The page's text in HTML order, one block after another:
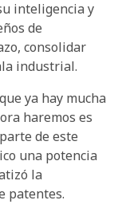
inteligencia y
de
consolidar
industrial.
ya hay mucha
haremos es
de este
una potencia
la
patentes.